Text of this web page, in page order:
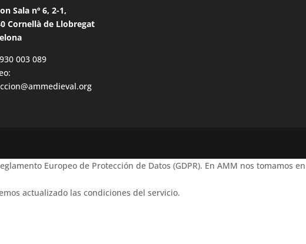
Sala nº 6, 2-1,
Cornellà de Llobregat
003 089
Europeo de Protección de Datos (GDPR). En AMM nos tomamos
actualizado las condiciones del servicio.